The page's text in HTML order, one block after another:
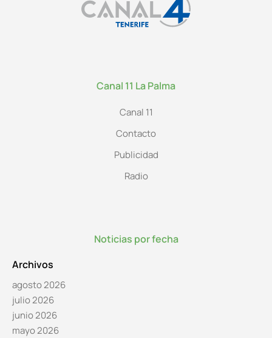
Canal 11 La Palma
Canal 11
Contacto
Publicidad
Radio
Noticias por fecha
Archivos
agosto 2026
julio 2026
junio 2026
mayo 2026